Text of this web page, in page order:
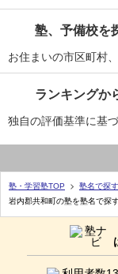
塾、予備校を
お住まいの市区町村
ランキングか
独自の評価基準に基
塾・学習塾TOP 塾名で探す
岩内郡共和町の塾を塾名で探